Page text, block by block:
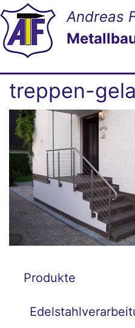
Andreas
treppen-
Produkte